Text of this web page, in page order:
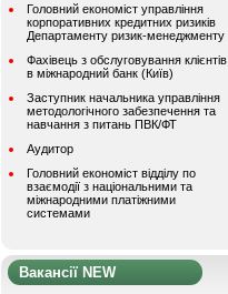
Головний економіст управління
корпоративних кредитних ризиків
Департаменту ризик-менеджменту
Фахівець з обслуговування клієнтів
в міжнародний банк (Київ)
Заступник начальника управління
методологічного забезпечення та
навчання з питань ПВК/ФТ
Аудитор
Головний економіст відділу по
взаємодії з національними та
міжнародними платіжними
системами
Вакансії NEW